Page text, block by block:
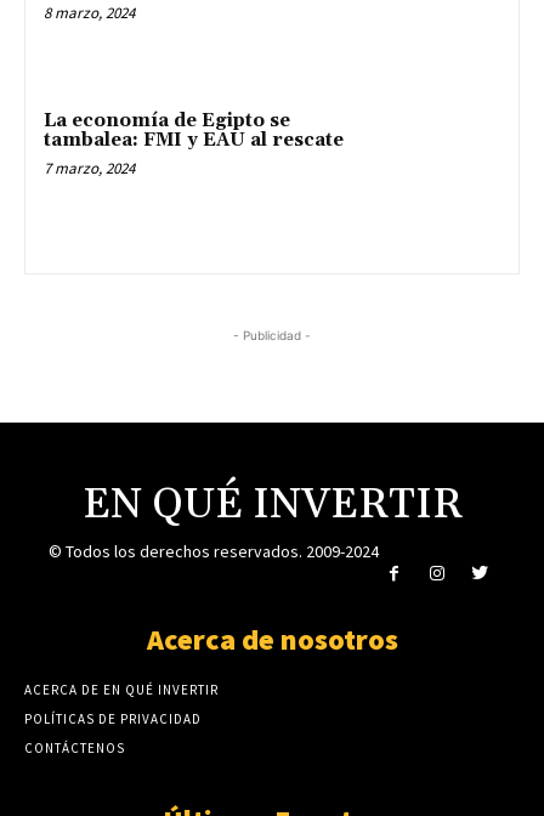
8 marzo, 2024
La economía de Egipto se
tambalea: FMI y EAU al rescate
7 marzo, 2024
- Publicidad -
EN QUÉ INVERTIR
© Todos los derechos reservados. 2009-2024
Acerca de nosotros
ACERCA DE EN QUÉ INVERTIR
POLÍTICAS DE PRIVACIDAD
CONTÁCTENOS